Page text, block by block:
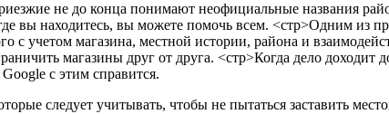
не до конца понимают неофициальные названия
вы находитесь, вы можете помочь всем. <стр>Одним из
с учетом магазина, местной истории, района и
магазины друг от друга. <стр>Когда дело доходит
с этим справится.
следует учитывать, чтобы не пытаться заставить